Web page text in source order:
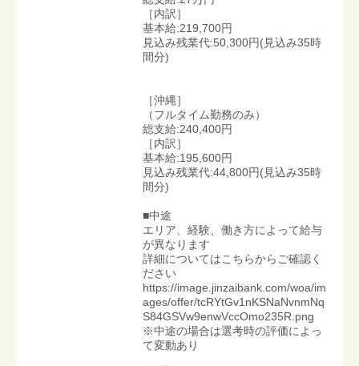
［内訳］
基本給:219,700円
見込み残業代:50,300円(見込み35時
間分)
［沖縄］
（フルタイム勤務のみ）
総支給:240,400円
［内訳］
基本給:195,600円
見込み残業代:44,800円(見込み35時
間分)
■中途
エリア、経験、働き方によって給与
が異なります
詳細についてはこちらからご確認く
ださい
https://image.jinzaibank.com/woa/im
ages/offer/tcRYtGv1nKSNaNvnmNq
S84GSVw9enwVccOmo235R.png
※中途の場合は選考時の評価によっ
て変動あり